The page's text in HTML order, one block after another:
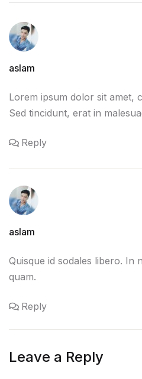
aslam
Lorem ipsum dolor sit amet,
Sed tincidunt, erat in
Reply
aslam
Quisque id sodales libero. In
quam.
Reply
Leave a Reply